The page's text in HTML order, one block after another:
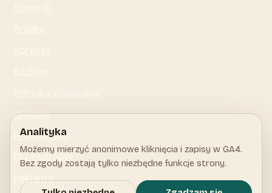
Afiliacja
Prywatność
Dla twórców
Reklama
Analityka
Możemy mierzyć anonimowe kliknięcia i zapisy w GA4.
Bez zgody zostają tylko niezbędne funkcje strony.